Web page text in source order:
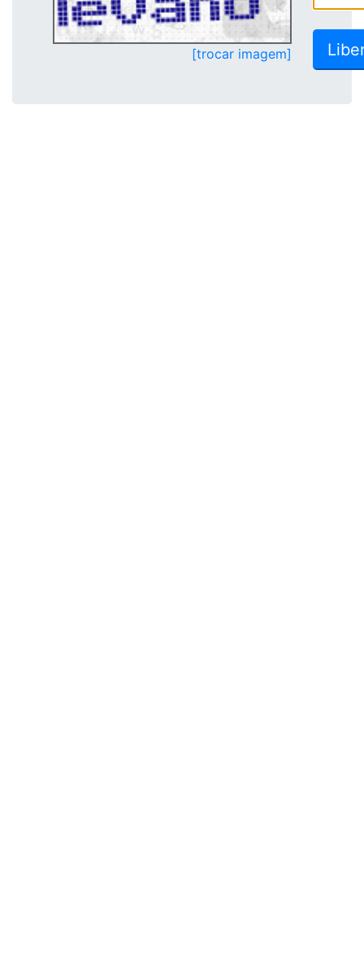
[trocar imagem]